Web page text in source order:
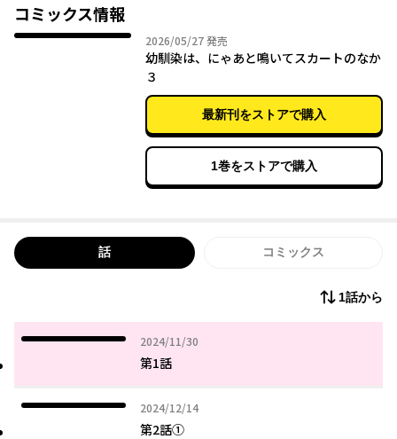
けに牧と仲直りする機会を探る一歌。しかし、牧は彼女と目も合
わせようとせず……。
そんなある日、一歌の家に突然やってきた牧。
「見てほしいものがある」と言いながら彼女が一歌に見せたのは――
頭に生えている猫耳だった!?
猫みたいに気ままな幼馴染と
ちょっぴり不思議な【呪い】の物語、開演！
コミックス情報
2026/05/272026年05月27日
発売
幼馴染は、にゃあと鳴いてスカートのなか
３
最新刊をストアで購入
1巻をストアで購入
話 コミックス
1話から
2024/11/30
2024年11月30日
第1話
2024/12/14
2024年12月14日
第2話①